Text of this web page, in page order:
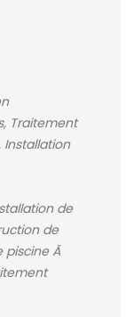
Traitement
Installation
de
de
piscine Ã